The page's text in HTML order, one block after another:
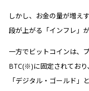
しかし、お金の量が増え
段が上がる「インフレ」
一方でビットコインは、
BTC(※)に固定されてお
「デジタル・ゴールド」